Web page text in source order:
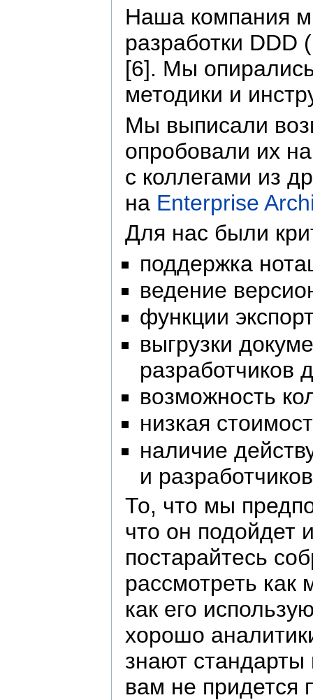
Наша компания
разработки DDD
[6]. Мы
методики и
Мы выписали
опробовали их
с коллегами из
на Enterprise
Для нас были
поддержка
ведение
функции
выгрузки
разработчиков
возможность
низкая
наличие
и
То, что мы
что он подойдет
постарайтесь
рассмотреть
как его
хорошо
знают стандарты
вам не придется